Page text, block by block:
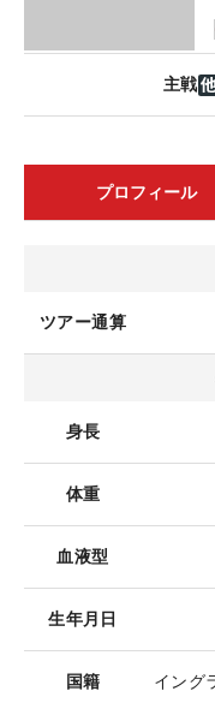
主戦
プロフィール
ツアー通算
身長
体重
血液型
生年月日
国籍 イング